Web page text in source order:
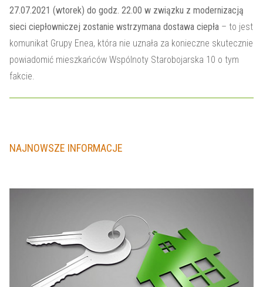
27.07.2021 (wtorek) do godz. 22.00 w związku z modernizacją
sieci ciepłowniczej zostanie wstrzymana dostawa ciepła – to jest
komunikat Grupy Enea, która nie uznała za konieczne skutecznie
powiadomić mieszkańców Wspólnoty Starobojarska 10 o tym
fakcie.
NAJNOWSZE INFORMACJE